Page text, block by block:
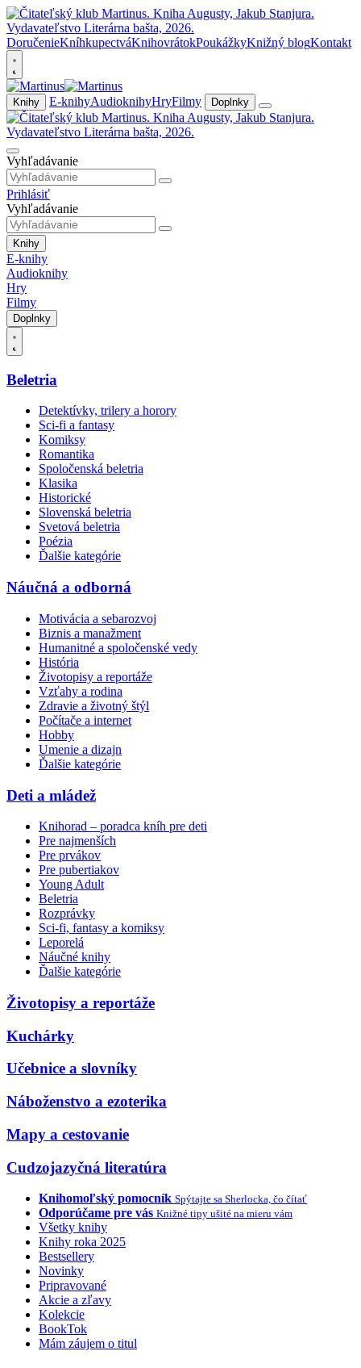
DoručenieKníhkupectváKnihovrátokPoukážkyKnižný blogKontakt
Knihy E-knihyAudioknihyHryFilmy Doplnky
Vyhľadávanie
Prihlásiť
Vyhľadávanie
Knihy
E-knihy
Audioknihy
Hry
Filmy
Doplnky
Beletria
Detektívky, trilery a horory
Sci-fi a fantasy
Komiksy
Romantika
Spoločenská beletria
Klasika
Historické
Slovenská beletria
Svetová beletria
Poézia
Ďalšie kategórie
Náučná a odborná
Motivácia a sebarozvoj
Biznis a manažment
Humanitné a spoločenské vedy
História
Životopisy a reportáže
Vzťahy a rodina
Zdravie a životný štýl
Počítače a internet
Hobby
Umenie a dizajn
Ďalšie kategórie
Deti a mládež
Knihorad – poradca kníh pre deti
Pre najmenších
Pre prvákov
Pre pubertiakov
Young Adult
Beletria
Rozprávky
Sci-fi, fantasy a komiksy
Leporelá
Náučné knihy
Ďalšie kategórie
Životopisy a reportáže
Kuchárky
Učebnice a slovníky
Náboženstvo a ezoterika
Mapy a cestovanie
Cudzojazyčná literatúra
Knihomoľský pomocník Spýtajte sa Sherlocka, čo čítať
Odporúčame pre vás Knižné tipy ušité na mieru vám
Všetky knihy
Knihy roka 2025
Bestsellery
Novinky
Pripravované
Akcie a zľavy
Kolekcie
BookTok
Mám záujem o titul